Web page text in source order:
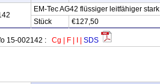
EM-Tec AG42 flüssiger leitfähiger
Stück
€127,50
15-002142 : Cg F SDS